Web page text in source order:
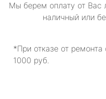
Мы берем оплату от Вас
наличный или
*При отказе от ремонта
1000 руб.